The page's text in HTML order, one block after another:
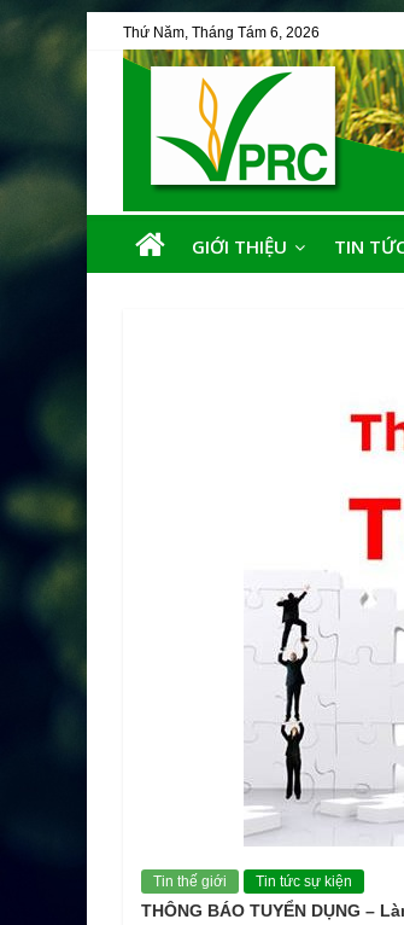
Thứ Năm, Tháng Tám 6, 2026
GIỚI THIỆU TIN
Tin thế giới Tin tức sự kiện
THÔNG BÁO TUYỂN DỤNG –